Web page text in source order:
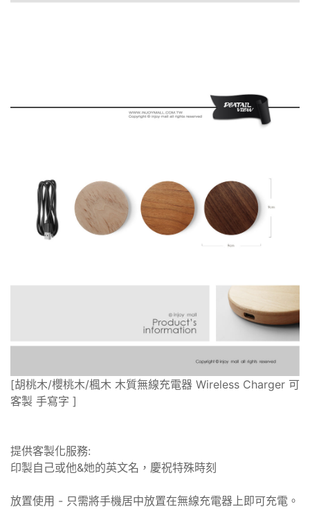
[胡桃木/櫻桃木/楓木 木質無線充電器 Wireless Charger 可
客製 手寫字 ]
提供客製化服務:
印製自己或他&她的英文名，慶祝特殊時刻
放置使用 - 只需將手機居中放置在無線充電器上即可充電。